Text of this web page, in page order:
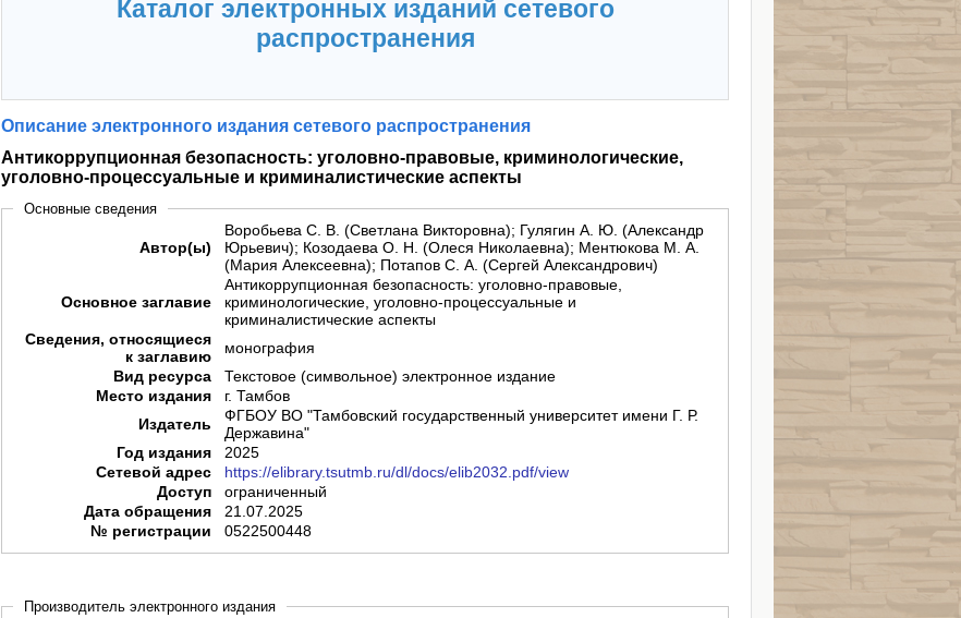
Каталог электронных изданий сетевого
распространения
Описание электронного издания сетевого распространения
Антикоррупционная безопасность: уголовно-правовые, криминологические,
уголовно-процессуальные и криминалистические аспекты
Основные сведения
Автор(ы)
Воробьева С. В. (Светлана Викторовна); Гулягин А. Ю. (Александр
Юрьевич); Козодаева О. Н. (Олеся Николаевна); Ментюкова М. А.
(Мария Алексеевна); Потапов С. А. (Сергей Александрович)
Основное заглавие
Антикоррупционная безопасность: уголовно-правовые,
криминологические, уголовно-процессуальные и
криминалистические аспекты
Сведения, относящиеся
к заглавию
монография
Вид ресурса
Текстовое (символьное) электронное издание
Место издания
г. Тамбов
Издатель
ФГБОУ ВО "Тамбовский государственный университет имени Г. Р.
Державина"
Год издания
2025
Сетевой адрес
https://elibrary.tsutmb.ru/dl/docs/elib2032.pdf/view
Доступ
ограниченный
Дата обращения
21.07.2025
№ регистрации
0522500448
Производитель электронного издания